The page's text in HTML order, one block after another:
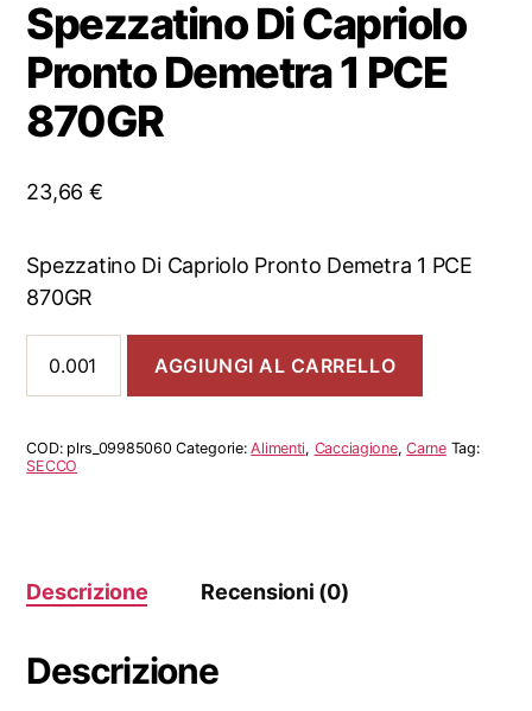
Spezzatino Di Capriolo
Pronto Demetra 1 PCE
870GR
23,66 €
Spezzatino Di Capriolo Pronto Demetra 1 PCE
870GR
Capriolo
Demetra
1
AGGIUNGI AL CARRELLO
COD: plrs_09985060 Categorie:Alimenti, Cacciagione,Carne Tag:
SECCO
Descrizione Recensioni (0)
Descrizione